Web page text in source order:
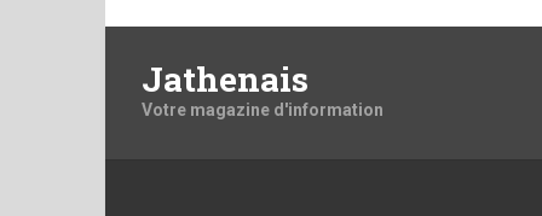
Jathenais
Votre magazine d'information